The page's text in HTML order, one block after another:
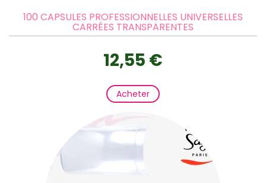
100 CAPSULES PROFESSIONNELLES UNIVERSELLES
CARRÉES TRANSPARENTES
12,55 €
Acheter